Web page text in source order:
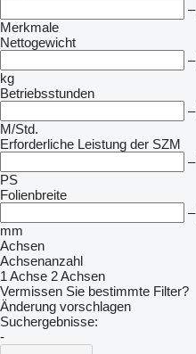
–
Merkmale
Nettogewicht
–
kg
Betriebsstunden
–
M/Std.
Erforderliche Leistung der SZM
–
PS
Folienbreite
–
mm
Achsen
Achsenanzahl
1 Achse 2 Achsen
Vermissen Sie bestimmte Filter?
Änderung vorschlagen
Suchergebnisse:
-